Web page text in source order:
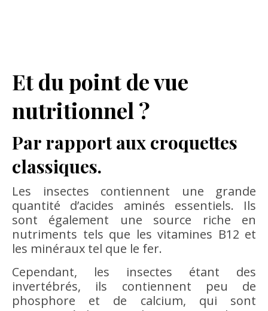
Et du point de vue
nutritionnel ?
Par rapport aux croquettes
classiques.
Les insectes contiennent une grande
quantité d’acides aminés essentiels. Ils
sont également une source riche en
nutriments tels que les vitamines B12 et
les minéraux tel que le fer.
Cependant, les insectes étant des
invertébrés, ils contiennent peu de
phosphore et de calcium, qui sont